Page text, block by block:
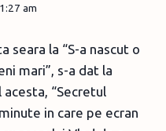
am
seara la “S-a nascut o
mari”, s-a dat la
“Secretul
in care pe ecran